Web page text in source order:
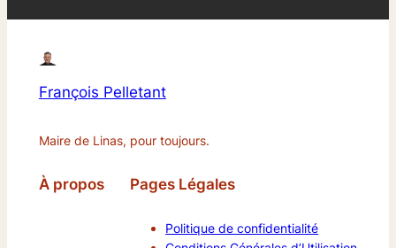
François Pelletant
Maire de Linas, pour toujours.
À propos Pages Légales
Politique de confidentialité